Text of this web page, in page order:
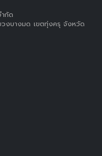
กัด
วงบางมด เขตทุ่งครุ จังหวัด